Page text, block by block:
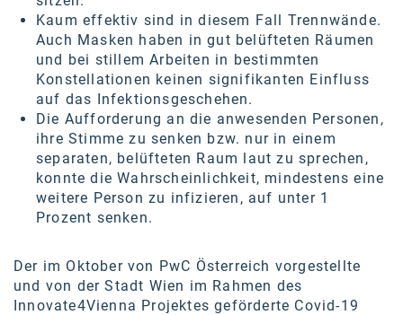
Kontakt
Kaum effektiv sind in diesem Fall Trennwände.
Auch Masken haben in gut belüfteten Räumen
und bei stillem Arbeiten in bestimmten
Konstellationen keinen signifikanten Einfluss
auf das Infektionsgeschehen.
Die Aufforderung an die anwesenden Personen,
ihre Stimme zu senken bzw. nur in einem
separaten, belüfteten Raum laut zu sprechen,
konnte die Wahrscheinlichkeit, mindestens eine
weitere Person zu infizieren, auf unter 1
Prozent senken.
Der im Oktober von PwC Österreich vorgestellte
und von der Stadt Wien im Rahmen des
Innovate4Vienna Projektes geförderte Covid-19